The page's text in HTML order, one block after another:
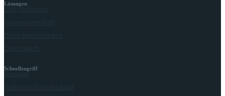
Lösungen
ERP-Software
Schnellzugriff
Support